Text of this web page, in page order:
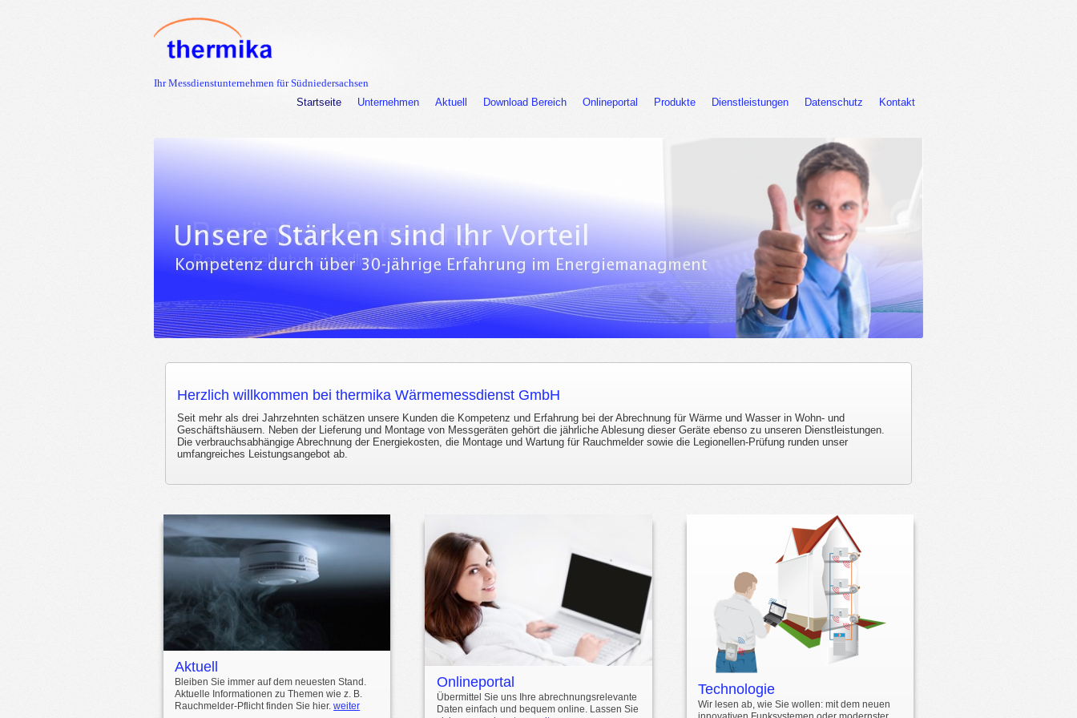
Ihr Messdienstunternehmen für Südniedersachsen
Startseite
Unternehmen Aktuell Download Bereich Onlineportal Produkte Dienstleistungen Datenschutz Kontakt
Herzlich willkommen bei thermika Wärmemessdienst GmbH
Seit mehr als drei Jahrzehnten schätzen unsere Kunden die Kompetenz und Erfahrung bei der Abrechnung für Wärme und Wasser in Wohn- und
Geschäftshäusern. Neben der Lieferung und Montage von Messgeräten gehört die jährliche Ablesung dieser Geräte ebenso zu unseren Dienstleistungen.
Die verbrauchsabhängige Abrechnung der Energiekosten, die Montage und Wartung für Rauchmelder sowie die Legionellen-Prüfung runden unser
umfangreiches Leistungsangebot ab.
Aktuell
Bleiben Sie immer auf dem neuesten Stand.
Aktuelle Informationen zu Themen wie z. B.
Rauchmelder-Pflicht finden Sie hier.weiter
Technologie
Wir lesen ab, wie Sie wollen: mit dem neuen
Onlineportal
Übermittel Sie uns Ihre abrechnungsrelevante
Daten einfach und bequem online. Lassen Sie